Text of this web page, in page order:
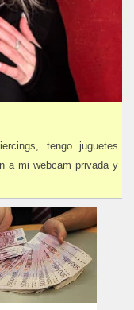
tengo juguetes
a mi webcam privada y